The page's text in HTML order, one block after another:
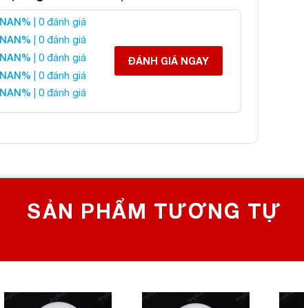
Canxit Vàng 5A
liên hệ:
SỐ 1 VỀ ĐÁ PHONG THỦY
NAN% | 0 đánh giá
NAN% | 0 đánh giá
NAN% | 0 đánh giá
NAN% | 0 đánh giá
NAN% | 0 đánh giá
ĐÁNH GIÁ NGAY
SẢN PHẨM TƯƠNG TỰ